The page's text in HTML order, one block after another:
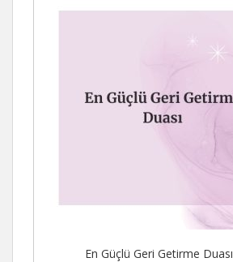
En Güçlü Geri Getirme Duası